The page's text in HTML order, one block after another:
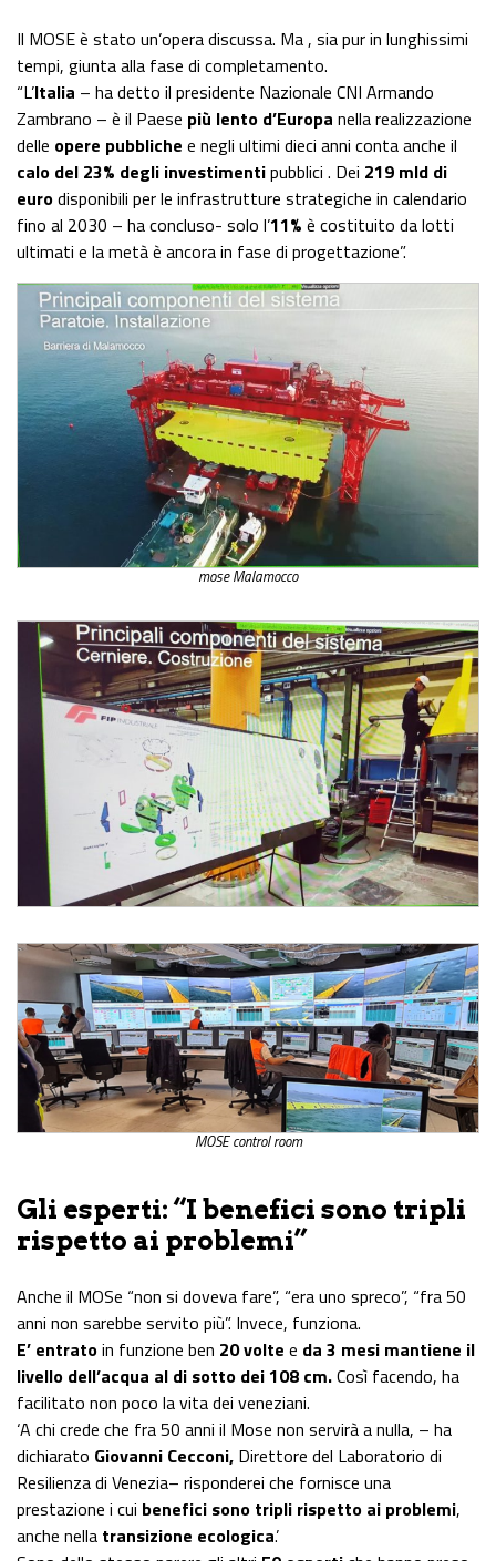
Il MOSE è stato un’opera discussa. Ma , sia pur in lunghissimi
tempi, giunta alla fase di completamento.
“L’Italia – ha detto il presidente Nazionale CNI Armando
Zambrano – è il Paese più lento d’Europa nella realizzazione
delle opere pubbliche e negli ultimi dieci anni conta anche il
calo del 23% degli investimentipubblici . Dei 219 mld di
eurodisponibili per le infrastrutture strategiche in calendario
fino al 2030 – ha concluso- solo l’11% è costituito da lotti
ultimati e la metà è ancora in fase di progettazione”.
mose Malamocco
MOSE control room
Gli esperti: “I benefici sono tripli
rispetto ai problemi”
Anche il MOSe “non si doveva fare”, “era uno spreco”, “fra 50
anni non sarebbe servito più”. Invece, funziona.
E’ entratoin funzione ben 20 volte e da 3 mesi mantiene il
livello dell’acqua al di sotto dei 108 cm.Così facendo, ha
facilitato non poco la vita dei veneziani.
‘A chi crede che fra 50 anni il Mose non servirà a nulla, – ha
dichiarato Giovanni Cecconi, Direttore del Laboratorio di
Resilienza di Venezia– risponderei che fornisce una
prestazione i cui benefici sono tripli rispetto ai problemi,
anche nella transizione ecologica.’